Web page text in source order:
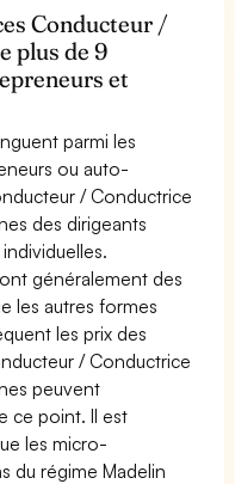
Conducteur /
plus de 9
et
parmi les
ou auto-
/ Conductrice
des dirigeants
généralement des
les autres formes
les prix des
/ Conductrice
peuvent
ce point. Il est
les micro-
du régime Madelin